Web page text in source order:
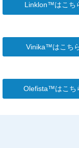
Linklon™はこち
Vinika™はこち
Olefista™はこち